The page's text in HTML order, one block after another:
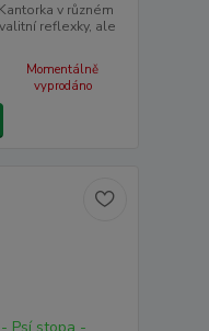
v různém
reflexky, ale
Momentálně
vyprodáno